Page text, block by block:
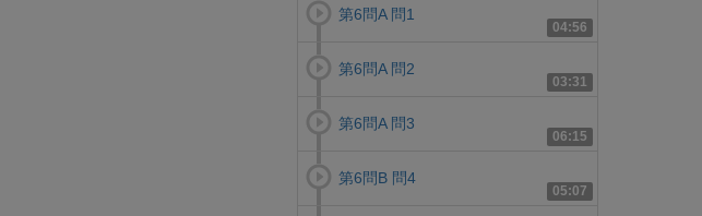
04:56
第6問A 問1
03:31
第6問A 問2
06:15
第6問A 問3
05:07
第6問B 問4